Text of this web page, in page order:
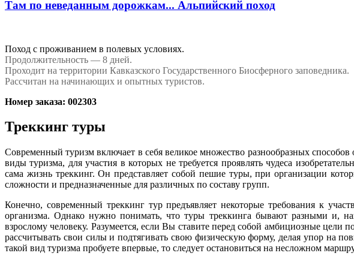
Там по неведанным дорожкам... Альпийский поход
Поход с проживанием в полевых условиях.
Продолжительность — 8 дней.
Проходит на территории Кавказского Государственного Биосферного заповедника.
Рассчитан на начинающих и опытных туристов.
Номер заказа: 002303
Треккинг туры
Современный туризм включает в себя великое множество разнообразных
виды туризма, для участия в которых не требуется проявлять чудеса
сама жизнь треккинг. Он представляет собой пешие туры, при организации
сложности и предназначенные для различных по составу групп.
Конечно, современный треккинг тур предъявляет некоторые требования к
организма. Однако нужно понимать, что туры треккинга бывают разными и,
взрослому человеку. Разумеется, если Вы ставите перед собой амбициозные цели
рассчитывать свои силы и подтягивать свою физическую форму, делая упор на
такой вид туризма пробуете впервые, то следует остановиться на несложном